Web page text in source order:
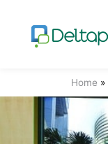
Home »